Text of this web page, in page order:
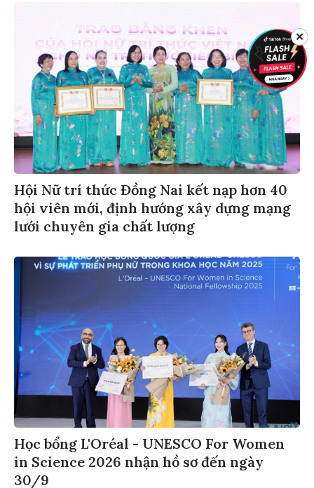
Hội Nữ trí thức Đồng Nai kết nạp hơn 40
hội viên mới, định hướng xây dựng mạng
lưới chuyên gia chất lượng
Học bổng L'Oréal - UNESCO For Women
in Science 2026 nhận hồ sơ đến ngày
30/9
✕